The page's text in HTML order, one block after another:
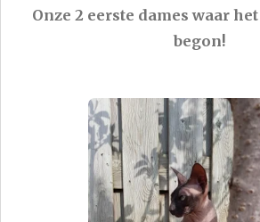
Onze 2 eerste dames waar
begon!